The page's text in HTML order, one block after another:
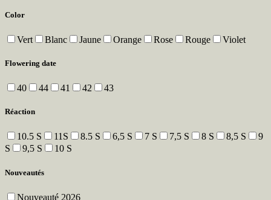
Color
Vert Blanc Jaune Orange Rose Rouge Violet
Flowering date
40 44 41 42 43
Réaction
10.5 S 11S 8.5 S 6,5 S 7 S 7,5 S 8 S 8,5 S
9
S
9,5 S 10 S
Nouveautés
Nouveauté 2026